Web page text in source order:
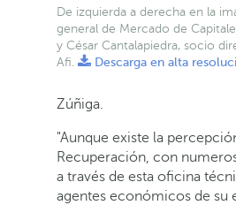
De izquierda a derecha en la
general de Mercado de
y César Cantalapiedra, socio
Afi.
Descarga en alta
Zúñiga.
"Aunque existe la
Recuperación, con
a través de esta oficina
agentes económicos de su